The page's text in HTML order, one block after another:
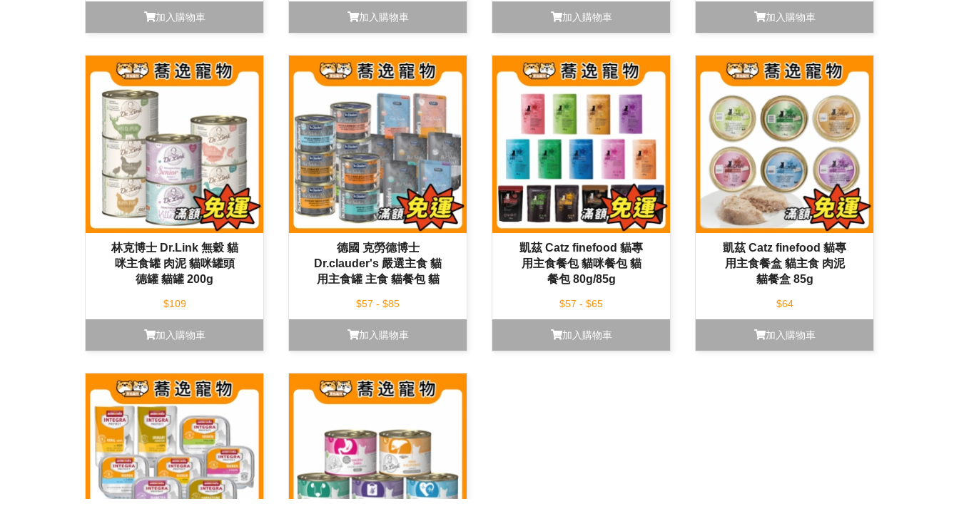
加入購物車 加入購物車 加入購物車 加入購物車
林克博士 Dr.Link 無穀 貓
咪主食罐 肉泥 貓咪罐頭
德罐 貓罐 200g
$109
加入購物車
德國 克勞德博士
Dr.clauder's 嚴選主食 貓
用主食罐 主食 貓餐包 貓
$57 - $85
加入購物車
凱茲 Catz finefood 貓專
用主食餐包 貓咪餐包 貓
餐包 80g/85g
$57 - $65
加入購物車
凱茲 Catz finefood 貓專
用主食餐盒 貓主食 肉泥
貓餐盒 85g
$64
加入購物車